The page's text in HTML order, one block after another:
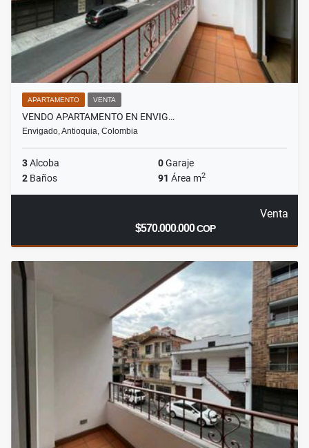
APARTAMENTO VENTA
VENDO APARTAMENTO EN ENVIG…
Envigado, Antioquia, Colombia
3Alcoba 0Garaje
2 Baños 91 Área m2
Venta
$570.000.000COP